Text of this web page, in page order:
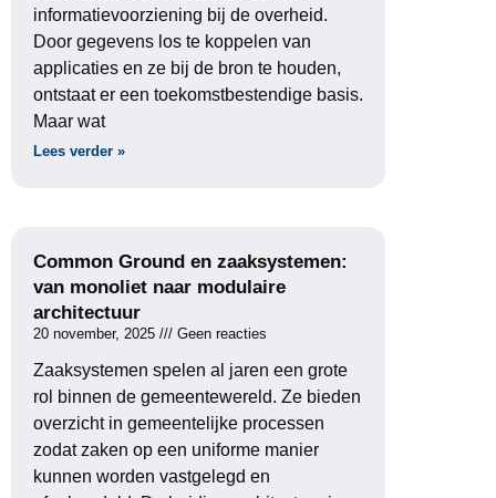
informatievoorziening bij de overheid.
Door gegevens los te koppelen van
applicaties en ze bij de bron te houden,
ontstaat er een toekomstbestendige basis.
Maar wat
Lees verder »
Common Ground en zaaksystemen:
van monoliet naar modulaire
architectuur
20 november, 2025 Geen reacties
Zaaksystemen spelen al jaren een grote
rol binnen de gemeentewereld. Ze bieden
overzicht in gemeentelijke processen
zodat zaken op een uniforme manier
kunnen worden vastgelegd en